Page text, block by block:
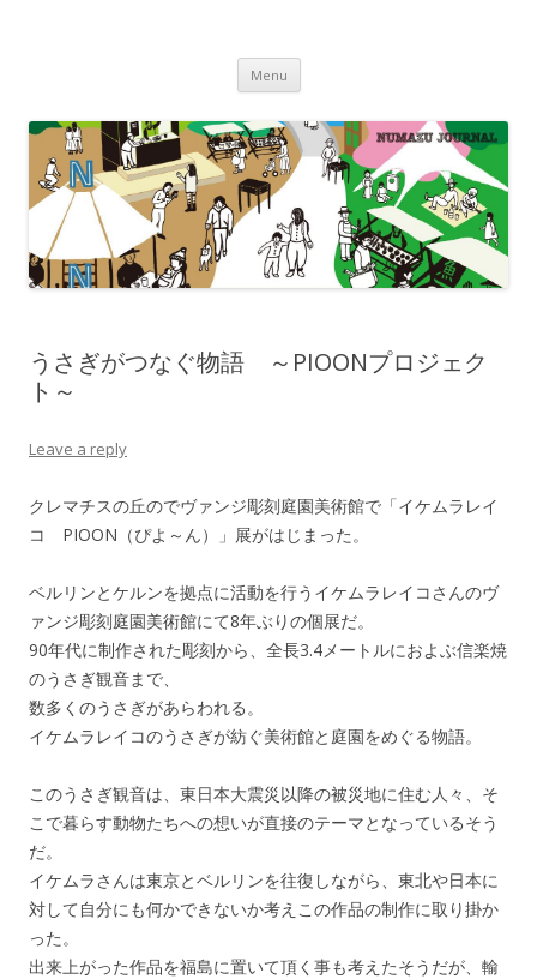
Menu Skip to content
うさぎがつなぐ物語 ～PIOONプロジェク
ト～
Leave a reply
クレマチスの丘のでヴァンジ彫刻庭園美術館で「イケムラレイ
コ PIOON（ぴよ～ん）」展がはじまった。
ベルリンとケルンを拠点に活動を行うイケムラレイコさんのヴ
ァンジ彫刻庭園美術館にて8年ぶりの個展だ。
90年代に制作された彫刻から、全長3.4メートルにおよぶ信楽焼
のうさぎ観音まで、
数多くのうさぎがあらわれる。
イケムラレイコのうさぎが紡ぐ美術館と庭園をめぐる物語。
このうさぎ観音は、東日本大震災以降の被災地に住む人々、そ
こで暮らす動物たちへの想いが直接のテーマとなっているそう
だ。
イケムラさんは東京とベルリンを往復しながら、東北や日本に
対して自分にも何かできないか考えこの作品の制作に取り掛か
った。
出来上がった作品を福島に置いて頂く事も考えたそうだが、輸